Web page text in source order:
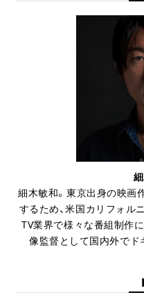
細木敏和。東京出身の映画
するため、米国カリフォル
TV業界で様々な番組制作
像監督として国内外で